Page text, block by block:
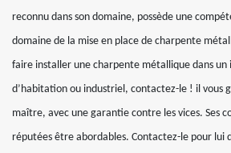
reconnu dans son domaine, possède une
domaine de la mise en place de charpente
faire installer une charpente métallique dans un
d’habitation ou industriel, contactez-le ! il vous
maître, avec une garantie contre les vices. Ses
réputées être abordables. Contactez-le pour lui